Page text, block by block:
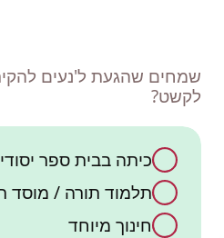
שמחים שהגעת ל'נעים
לקשט?
כיתה בבית ספר יסודי
תלמוד תורה / מוסד
חינוך מיוחד